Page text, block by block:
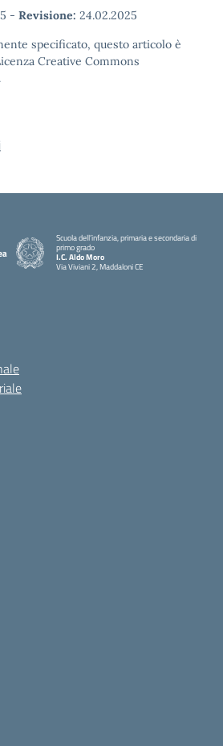
- Revisione: 24.02.2025
specificato, questo articolo è
Creative Commons
Scuola dell’infanzia, primaria e secondaria di
primo grado
I.C. Aldo Moro
Via Viviani 2, Maddaloni CE